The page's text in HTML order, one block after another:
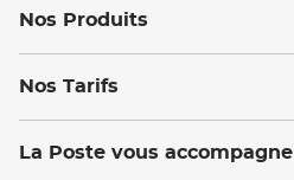
Nos Produits
Nos Tarifs
La Poste vous accompagne